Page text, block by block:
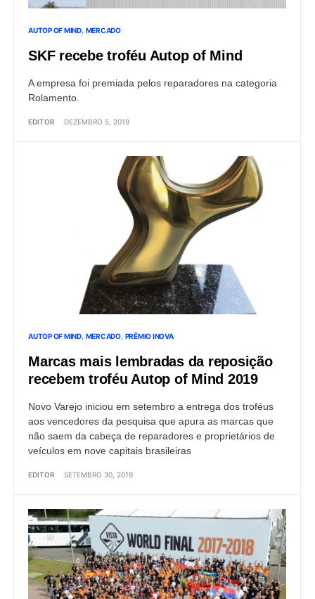
AUTOP OF MIND MERCADO
SKF recebe troféu Autop of Mind
A empresa foi premiada pelos reparadores na categoria
Rolamento.
EDITOR DEZEMBRO 5, 2019
AUTOP OF MIND MERCADO PRÊMIO INOVA
Marcas mais lembradas da reposição
recebem troféu Autop of Mind 2019
Novo Varejo iniciou em setembro a entrega dos troféus
aos vencedores da pesquisa que apura as marcas que
não saem da cabeça de reparadores e proprietários de
veículos em nove capitais brasileiras
EDITOR SETEMBRO 30, 2019